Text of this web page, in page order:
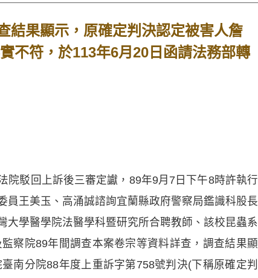
結果顯示，原確定判決認定被害人詹
不符，於113年6月20日函請法務部轉
院駁回上訴後三審定讞，89年9月7日下午8時許執行
王美玉、高涌誠諮詢宜蘭縣政府警察局鑑識科股長
學醫學院法醫學科暨研究所合聘教師、該校昆蟲系
察院89年間調查本案卷宗等資料詳查，調查結果顯
南分院88年度上重訴字第758號判決(下稱原確定判